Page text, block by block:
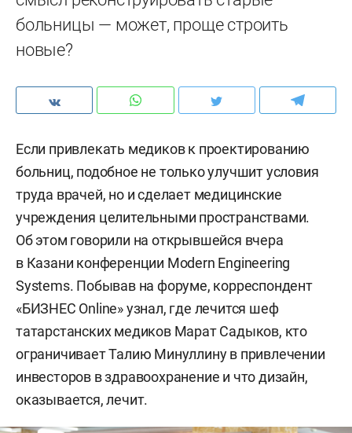
больницы — может, проще строить
новые?
Если привлекать медиков к проектированию
больниц, подобное не только улучшит условия
труда врачей, но и сделает медицинские
учреждения целительными пространствами.
Об этом говорили на открывшейся вчера
в Казани конференции Modern Engineering
Systems. Побывав на форуме, корреспондент
«БИЗНЕС Online» узнал, где лечится шеф
татарстанских медиков Марат Садыков, кто
ограничивает Талию Минуллину в привлечении
инвесторов в здравоохранение и что дизайн,
оказывается, лечит.